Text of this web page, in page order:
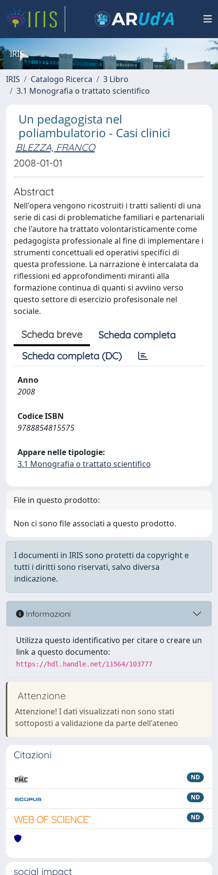
IRIS
IRIS Catalogo Ricerca
3 Libro
3.1 Monografia o trattato scientifico
Un pedagogista nel
poliambulatorio - Casi clinici
BLEZZA, FRANCO
2008-01-01
Abstract
Nell'opera vengono ricostruiti i tratti salienti di una
serie di casi di problematiche familiari e partenariali
che l'autore ha trattato volontaristicamente come
pedagogista professionale al fine di implementare i
strumenti concettuali ed operativi specifici di
questa professione. La narrazione è intercalata da
riflessioni ed approfondimenti miranti alla
formazione continua di quanti si avviino verso
questo settore di esercizio profesisonale nel
sociale.
Scheda breve
Scheda completa
Scheda completa (DC)
Anno
2008
Codice ISBN
9788854815575
Appare nelle tipologie:
3.1 Monografia o trattato scientifico
File in questo prodotto:
Non ci sono file associati a questo prodotto.
I documenti in IRIS sono protetti da copyright e
tutti i diritti sono riservati, salvo diversa
indicazione.
Informazioni
Utilizza questo identificativo per citare o creare un
link a questo documento:
https://hdl.handle.net/11564/103777
Attenzione
Attenzione! I dati visualizzati non sono stati
sottoposti a validazione da parte dell'ateneo
Citazioni
ND
ND
ND
social impact